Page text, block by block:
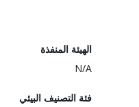
الهيئة المنفذة
N/A
فئة التصنيف البيئي